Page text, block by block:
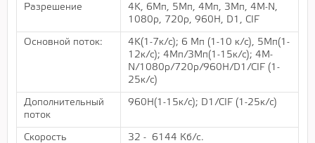
Разрешение
4K, 6Мп, 5Mп, 4Mп, 3Mп, 4M-N,
1080p, 720p, 960H, D1, CIF
Основной поток:
4K(1-7к/с); 6 Мп (1-10 к/с), 5Mп(1-
12к/с); 4Mп/3Mп(1-15к/с); 4M-
N/1080р/720р/960H/D1/CIF (1-
25к/с)
Дополнительный
поток
960H(1-15к/с); D1/CIF (1-25к/с)
Скорость
32 - 6144 Кб/с.